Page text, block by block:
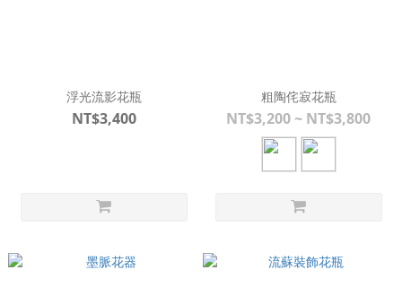
浮光流影花瓶
NT$3,400
粗陶侘寂花瓶
NT$3,200 ~ NT$3,800